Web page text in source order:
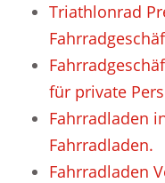
Triathlonrad
für private
Fahrradladen
Fahrradladen.
Fahrradladen